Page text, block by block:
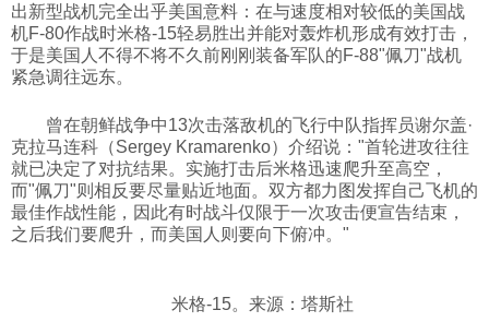
文化
历史
体育
旅游
出新型战机完全出乎美国意料：在与速度相对较低的美国战
机F-80作战时米格-15轻易胜出并能对轰炸机形成有效打击，
于是美国人不得不将不久前刚刚装备军队的F-88"佩刀"战机
紧急调往远东。
曾在朝鲜战争中13次击落敌机的飞行中队指挥员谢尔盖·
克拉马连科（Sergey Kramarenko）介绍说："首轮进攻往往
就已决定了对抗结果。实施打击后米格迅速爬升至高空，
而"佩刀"则相反要尽量贴近地面。双方都力图发挥自己飞机的
最佳作战性能，因此有时战斗仅限于一次攻击便宣告结束，
之后我们要爬升，而美国人则要向下俯冲。"
米格-15。 来源：塔斯社